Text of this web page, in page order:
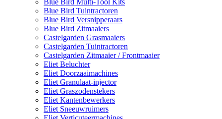
Blue Bird Multi-Tool Kits
Blue Bird Tuintractoren
Blue Bird Versnipperaars
Blue Bird Zitmaaiers
Castelgarden Grasmaaiers
Castelgarden Tuintractoren
Castelgarden Zitmaaier / Frontmaaier
Eliet Beluchter
Eliet Doorzaaimachines
Eliet Granulaat-injector
Eliet Graszodenstekers
Eliet Kantenbewerkers
Eliet Sneeuwruimers